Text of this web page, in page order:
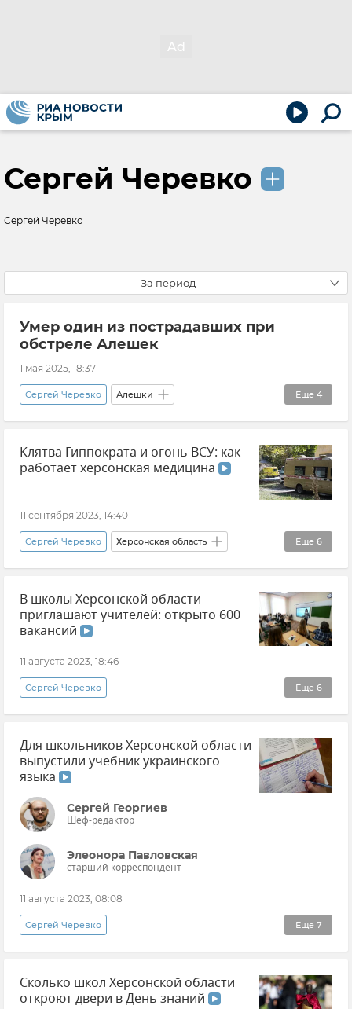
Сергей Черевко
Сергей Черевко
За период
Умер один из пострадавших при
обстреле Алешек
1 мая 2025, 18:37
Еще 4
Сергей Черевко Алешки
Херсонская область Новости
Происшествия Обстрелы ВСУ
Клятва Гиппократа и огонь ВСУ: как
работает херсонская медицина
11 сентября 2023, 14:40
Еще 6
Сергей Черевко Херсонская область
Эксклюзивы РИА Новости Крым
Новые регионы России
Общество
В школы Херсонской области
приглашают учителей: открыто 600
вакансий
11 августа 2023, 18:46
Еще 6
Сергей Черевко
Эксклюзивы РИА Новости Крым
Образование в России
Новые регионы России
Школа Новости
Для школьников Херсонской области
выпустили учебник украинского
языка
Сергей Георгиев
Шеф-редактор
Элеонора Павловская
старший корреспондент
11 августа 2023, 08:08
Еще 7
Сергей Черевко
Эксклюзивы РИА Новости Крым
Херсонская область Образование в России
Сколько школ Херсонской области
откроют двери в День знаний